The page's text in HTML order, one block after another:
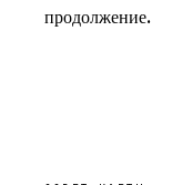
продолжение.